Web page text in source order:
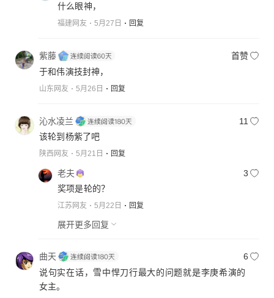
什么眼神，
福建网友 5月27日 回复
紫藤
首赞
于和伟演技封神，
山东网友 5月26日 回复
沁水凌兰
11
该轮到杨紫了吧
陕西网友 5月21日 回复
老夫
3
奖项是轮的？
江苏网友 5月22日 回复
展开更多回复
曲天
6
说句实在话，雪中悍刀行最大的问题就是李庚希演的
女主。